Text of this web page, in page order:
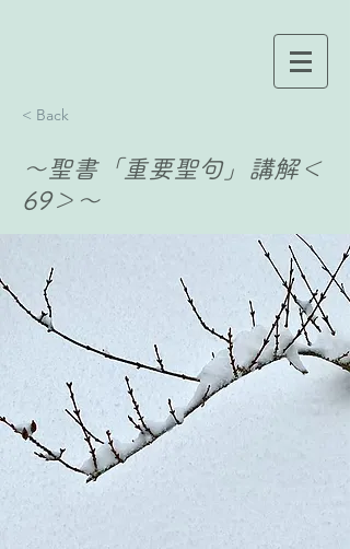
< Back
〜聖書「重要聖句」講解＜
69＞〜